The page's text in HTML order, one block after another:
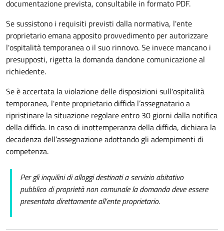
documentazione prevista, consultabile in formato PDF.
Se sussistono i requisiti previsti dalla normativa, l'ente
proprietario emana apposito provvedimento per autorizzare
l'ospitalità temporanea o il suo rinnovo. Se invece mancano i
presupposti, rigetta la domanda dandone comunicazione al
richiedente.
Se è accertata la violazione delle disposizioni sull'ospitalità
temporanea, l'ente proprietario diffida l’assegnatario a
ripristinare la situazione regolare entro 30 giorni dalla notifica
della diffida. In caso di inottemperanza della diffida, dichiara la
decadenza dell’assegnazione adottando gli adempimenti di
competenza.
Per gli inquilini di alloggi destinati a servizio abitativo
pubblicodi proprietà non comunale la domanda deve essere
presentata direttamente all’ente proprietario.